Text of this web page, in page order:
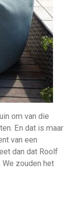
om van die
En dat is maar
van een
dan dat Roolf
zouden het